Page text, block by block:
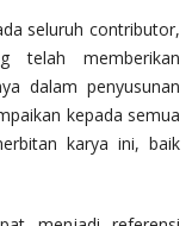
seluruh contributor,
telah memberikan
dalam penyusunan
kepada semua
karya ini, baik